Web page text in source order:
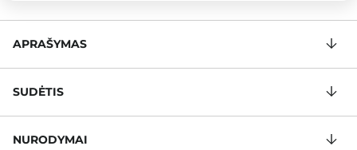
APRAŠYMAS
SUDĖTIS
NURODYMAI